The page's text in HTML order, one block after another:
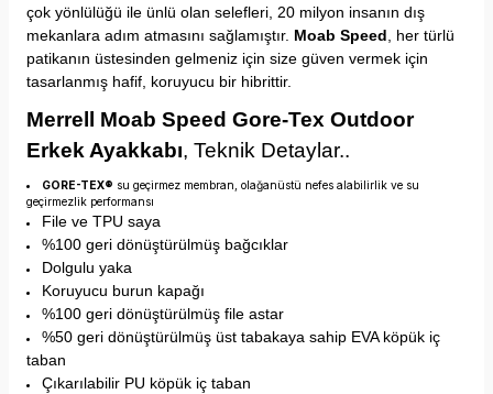
çok yönlülüğü ile ünlü olan selefleri, 20 milyon insanın dış
mekanlara adım atmasını sağlamıştır. Moab Speed, her türlü
patikanın üstesinden gelmeniz için size güven vermek için
tasarlanmış hafif, koruyucu bir hibrittir.
Merrell Moab Speed Gore-Tex Outdoor
Erkek Ayakkabı, Teknik Detaylar..
GORE-TEX® su geçirmez membran, olağanüstü nefes alabilirlik ve su
geçirmezlik performansı
File ve TPU saya
%100 geri dönüştürülmüş bağcıklar
Dolgulu yaka
Koruyucu burun kapağı
%100 geri dönüştürülmüş file astar
%50 geri dönüştürülmüş üst tabakaya sahip EVA köpük iç
taban
Çıkarılabilir PU köpük iç taban